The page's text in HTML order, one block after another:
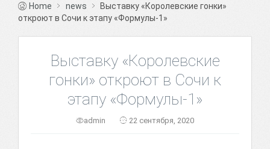
Home news
Выставку «Королевские гонки»
откроют в Сочи к этапу «Формулы-1»
Выставку «Королевские
гонки» откроют в Сочи к
этапу «Формулы-1»
admin 22 сентября, 2020